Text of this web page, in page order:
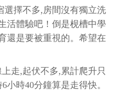
選擇不多,房間沒有獨立洗
活體驗吧！倒是枧槽中學
還是要被重視的。希望在
走,起伏不多,累計爬升只
小時40分鐘算是走得快。